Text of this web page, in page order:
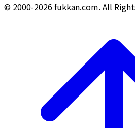
© 2000-2026 fukkan.com. All